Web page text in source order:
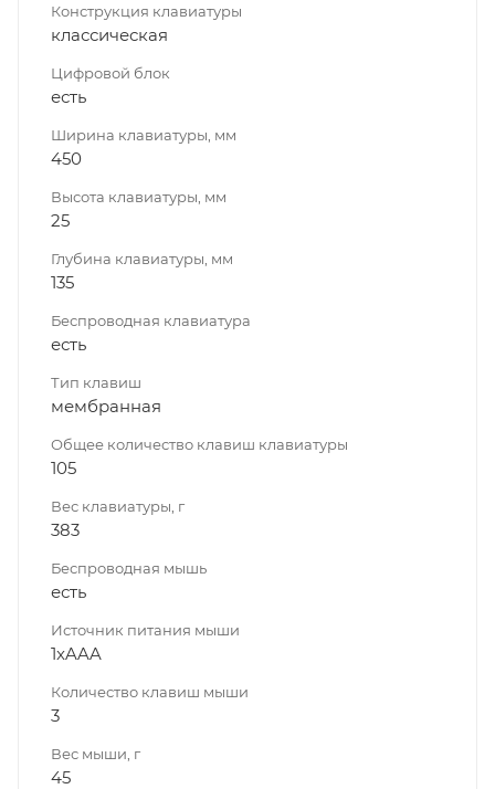
Конструкция клавиатуры
классическая
Цифровой блок
есть
Ширина клавиатуры, мм
450
Высота клавиатуры, мм
25
Глубина клавиатуры, мм
135
Беспроводная клавиатура
есть
Тип клавиш
мембранная
Общее количество клавиш клавиатуры
105
Вес клавиатуры, г
383
Беспроводная мышь
есть
Источник питания мыши
1xAAA
Количество клавиш мыши
3
Вес мыши, г
45